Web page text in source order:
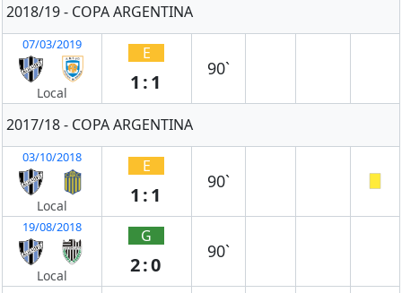
2018/19 - COPA ARGENTINA
07/03/2019
Local
E
1:1
90`
2017/18 - COPA ARGENTINA
03/10/2018
Local
E
1:1
90`
19/08/2018
Local
G
2:0
90`